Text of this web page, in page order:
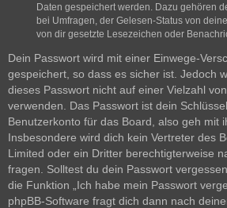
Daten gespeichert werden. Dazu gehören
bei Umfragen, der Gelesen-Status von
von dir gesetzte Lesezeichen oder
Dein Passwort wird mit einer Einwege-
gespeichert, so dass es sicher ist. Jedoch
dieses Passwort nicht auf einer Vielzahl
verwenden. Das Passwort ist dein
Benutzerkonto für das Board, also geh mit
Insbesondere wird dich kein Vertreter des
Limited oder ein Dritter berechtigterweise
fragen. Solltest du dein Passwort
die Funktion „Ich habe mein Passwort
phpBB-Software fragt dich dann nach